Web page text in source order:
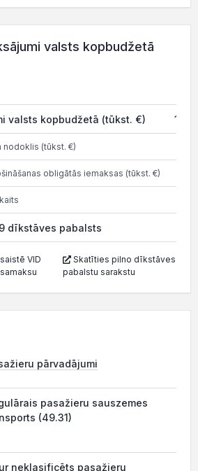
valsts kopbudžetā
valsts kopbudžetā (tūkst. €) 1
nodoklis (tūkst. €)
obligātās iemaksas (tūkst. €)
dīkstāves pabalsts
VID
Skatīties pilno dīkstāves
pabalstu sarakstu
pārvadājumi
pasažieru sauszemes
(49.31)
neklasificēts pasažieru